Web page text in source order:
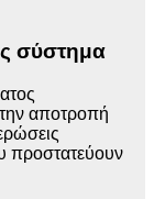
σύστημα
αποτροπή
προστατεύουν